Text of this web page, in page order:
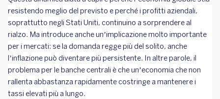
resistendo meglio del previsto e perché i profitti aziendali,
soprattutto negli Stati Uniti, continuino a sorprendere al
rialzo. Ma introduce anche un’implicazione molto importante
per i mercati: se la domanda regge più del solito, anche
l’inflazione può diventare più persistente. In altre parole, il
problema per le banche centrali è che un’economia che non
rallenta abbastanza rapidamente costringe a mantenere i
tassi elevati più a lungo.